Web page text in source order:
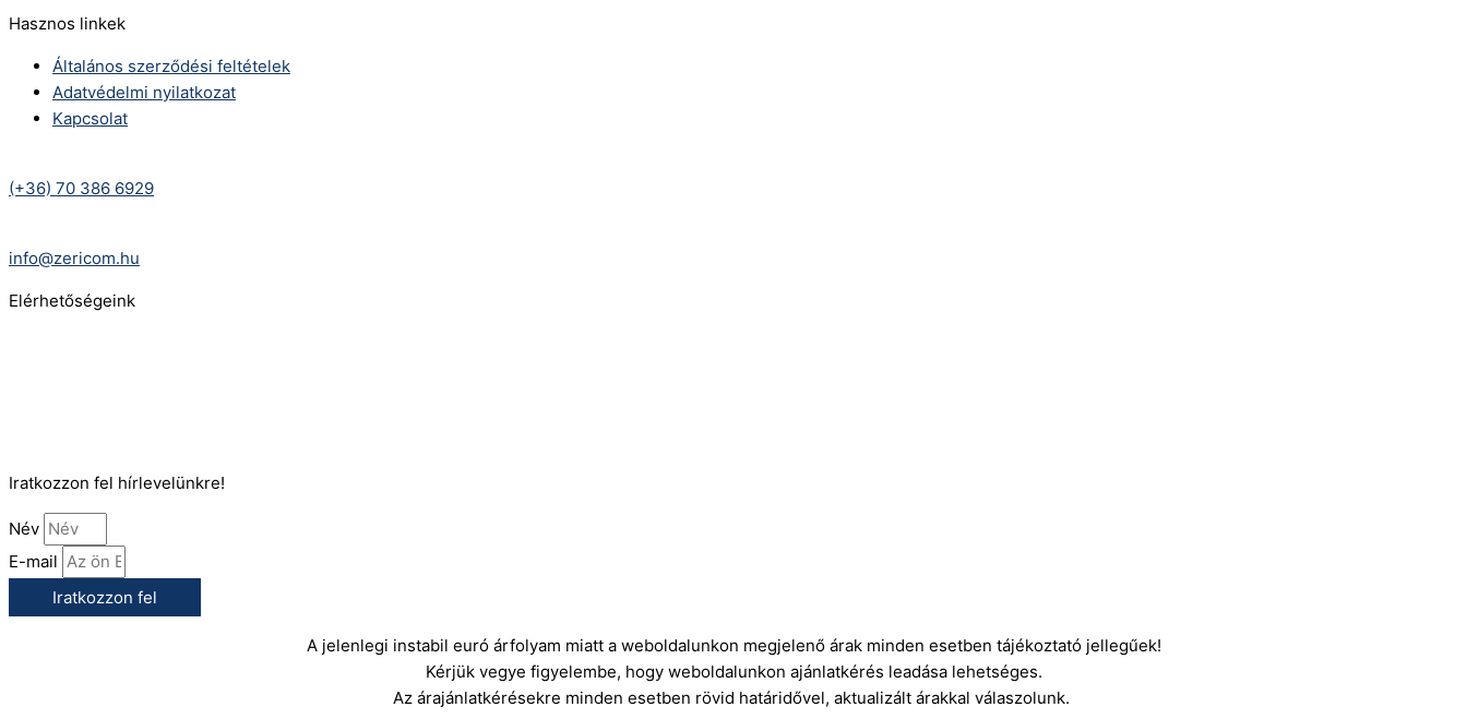
Hasznos linkek
Általános szerződési feltételek
Adatvédelmi nyilatkozat
Kapcsolat
(+36) 70 386 6929
info@zericom.hu
Elérhetőségeink
Iratkozzon fel hírlevelünkre!
Név
E-mail
Iratkozzon fel
A jelenlegi instabil euró árfolyam miatt a weboldalunkon megjelenő árak minden esetben tájékoztató jellegűek!
Kérjük vegye figyelembe, hogy weboldalunkon ajánlatkérés leadása lehetséges.
Az árajánlatkérésekre minden esetben rövid határidővel, aktualizált árakkal válaszolunk.